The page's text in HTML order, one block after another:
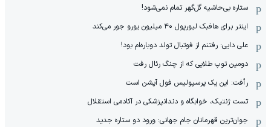
ستاره بی‌حاشیه گل‌گهر تمام نمی‌شود!
اینتر برای هافبک لیورپول ۴۰ میلیون یورو جور می‌کند
علی دایی: رفتنم از فوتبال تولد دوباره‌ام بود!
دومین توپ طلایی که از چنگ رئال رفت
رأفت: این یک پرسپولیس فول آپشن است
تست ژنتیک، خوابگاه و دندانپزشکی در آکادمی استقلال
جوان‌ترین قهرمانان جام جهانی: ورود دو ستاره جدید